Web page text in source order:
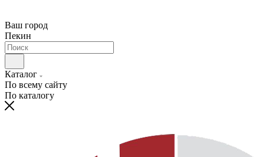
Ваш город
Пекин
Каталог
По всему сайту
По каталогу